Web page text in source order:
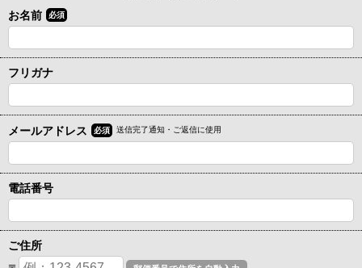
お名前 必須
フリガナ
メールアドレス 必須 送信完了通知・ご返信に使用
電話番号
ご住所